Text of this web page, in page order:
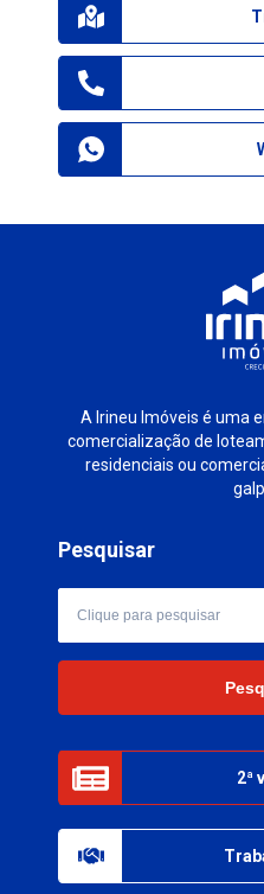
A Irineu Imóveis é uma
comercialização de
residenciais ou
Pesquisar
2ª